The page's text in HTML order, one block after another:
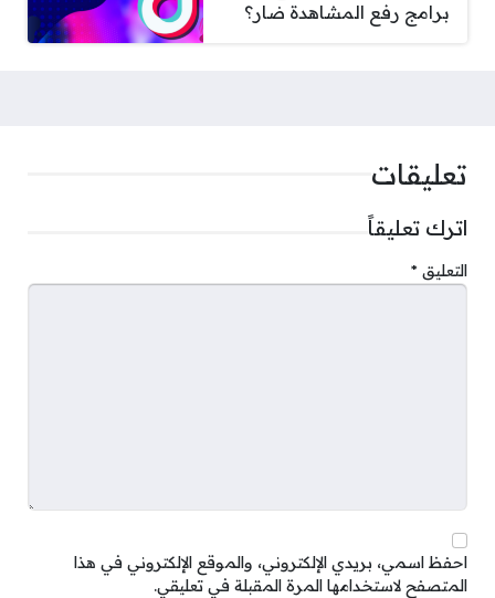
برامج رفع المشاهدة ضار؟
تعليقات
اترك تعليقاً
التعليق *
احفظ اسمي، بريدي الإلكتروني، والموقع الإلكتروني في هذا
المتصفح لاستخدامها المرة المقبلة في تعليقي.